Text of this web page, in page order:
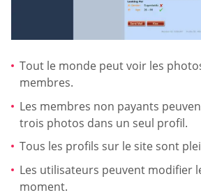
Tout le monde peut voir les
membres.
Les membres non payants
trois photos dans un seul profil.
Tous les profils sur le site sont
Les utilisateurs peuvent modifier
moment.